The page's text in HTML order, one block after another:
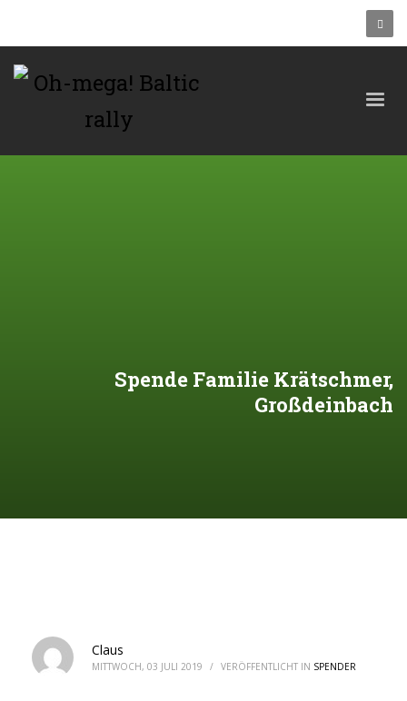
Spende Familie Krätschmer,
Großdeinbach
Claus
MITTWOCH, 03 JULI 2019 / VERÖFFENTLICHT IN SPENDER